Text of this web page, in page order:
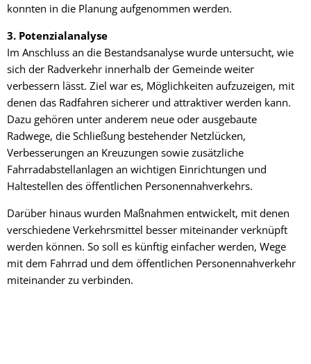
konnten in die Planung aufgenommen werden.
3. Potenzialanalyse
Im Anschluss an die Bestandsanalyse wurde untersucht, wie
sich der Radverkehr innerhalb der Gemeinde weiter
verbessern lässt. Ziel war es, Möglichkeiten aufzuzeigen, mit
denen das Radfahren sicherer und attraktiver werden kann.
Dazu gehören unter anderem neue oder ausgebaute
Radwege, die Schließung bestehender Netzlücken,
Verbesserungen an Kreuzungen sowie zusätzliche
Fahrradabstellanlagen an wichtigen Einrichtungen und
Haltestellen des öffentlichen Personennahverkehrs.
Darüber hinaus wurden Maßnahmen entwickelt, mit denen
verschiedene Verkehrsmittel besser miteinander verknüpft
werden können. So soll es künftig einfacher werden, Wege
mit dem Fahrrad und dem öffentlichen Personennahverkehr
miteinander zu verbinden.